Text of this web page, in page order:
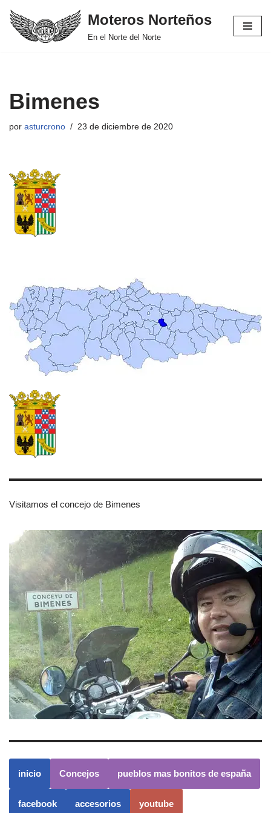
Saltar
Moteros Norteños
En el Norte del Norte
Bimenes
por asturcrono 23 de diciembre de 2020
Visitamos el concejo de Bimenes
inicio Concejos pueblos mas bonitos de españa
facebook accesorios youtube